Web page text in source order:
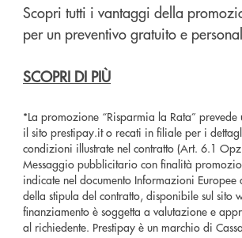
Scopri tutti i vantaggi della
per un preventivo gratuito e
SCOPRI DI PIÙ
*La promozione “Risparmia la Rata”
il sito prestipay.it o recati in filiale per i
condizioni illustrate nel contratto (Art. 6.1
Messaggio pubblicitario con finalità
indicate nel documento Informazioni
della stipula del contratto, disponibile sul sito
finanziamento è soggetta a valutazione e
al richiedente. Prestipay è un marchio di